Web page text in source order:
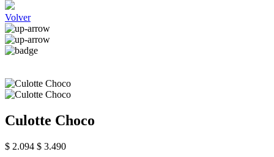
Volver
Culotte Choco
$ 2.094 $ 3.490